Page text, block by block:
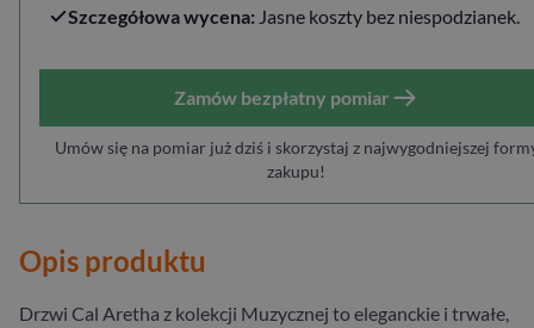
Szczegółowa wycena: Jasne koszty bez niespodzianek.
Zamów bezpłatny pomiar
Umów się na pomiar już dziś i skorzystaj z najwygodniejszej
zakupu!
Opis produktu
Drzwi Cal Aretha z kolekcji Muzycznej to eleganckie i trwałe,